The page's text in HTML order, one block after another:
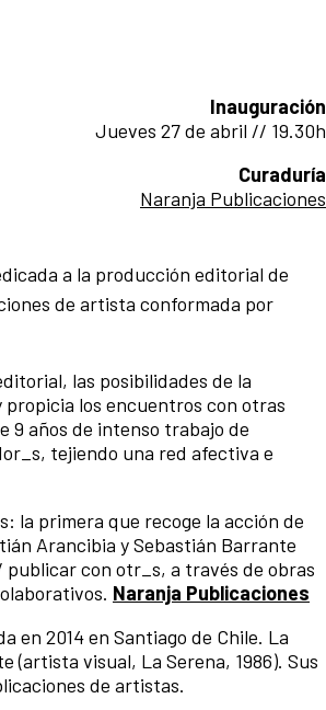
Inauguración
Jueves 27 de abril // 19.30h
Curaduría
Naranja Publicaciones
a la producción editorial de
de artista conformada por
las posibilidades de la
los encuentros con otras
9 años de intenso trabajo de
tejiendo una red afectiva e
la primera que recoge la acción de
Arancibia y Sebastián Barrante
con otr_s, a través de obras
Naranja Publicaciones
en 2014 en Santiago de Chile. La
(artista visual, La Serena, 1986). Sus
de artistas.